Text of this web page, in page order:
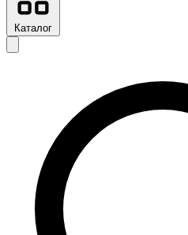
Каталог